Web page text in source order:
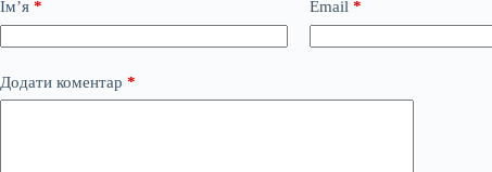
Ім’я * Email *
Додати коментар *